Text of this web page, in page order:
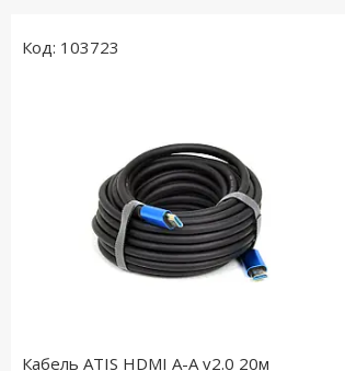
103723
Кабель ATIS HDMI A-A v2.0 20м